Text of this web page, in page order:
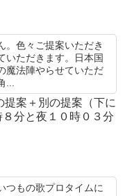
。色々ご提案いただき
いただきます。日本国
魔法陣やらせていただ
案＋別の提案（下に
分と夜１０時０３分
つもの歌プロタイムに